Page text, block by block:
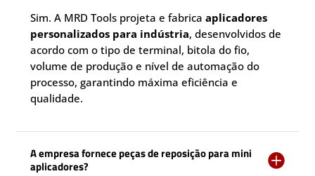
Sim. A MRD Tools projeta e fabricaaplicadores
personalizados para indústria, desenvolvidos de
acordo com o tipo de terminal, bitola do fio,
volume de produção e nível de automação do
processo, garantindo máxima eficiência e
qualidade.
A empresa fornece peças de reposição para mini
aplicadores?
